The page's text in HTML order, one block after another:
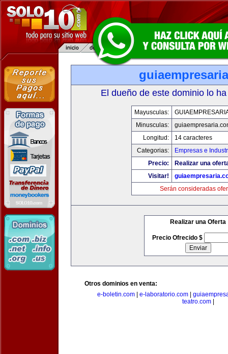
El dueño de este dominio lo
Mayusculas:
Minusculas:
Longitud:
14 caracteres
Categorias:
Empresas e
Precio:
Realizar una
Visitar!
Serán consideradas
Realizar una Oferta
Precio Ofrecido $
Otros dominios en venta:
e-boletin.com
e-laboratorio.com
teatro.com|